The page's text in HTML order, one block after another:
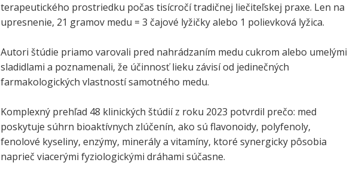
terapeutického prostriedku počas tisícročí tradičnej liečiteľskej praxe. Len na
upresnenie, 21 gramov medu = 3 čajové lyžičky alebo 1 polievková lyžica.
Autori štúdie priamo varovali pred nahrádzaním medu cukrom alebo umelými
sladidlami a poznamenali, že účinnosť lieku závisí od jedinečných
farmakologických vlastností samotného medu.
Komplexný prehľad 48 klinických štúdií z roku 2023 potvrdil prečo: med
poskytuje súhrn bioaktívnych zlúčenín, ako sú flavonoidy, polyfenoly,
fenolové kyseliny, enzýmy, minerály a vitamíny, ktoré synergicky pôsobia
naprieč viacerými fyziologickými dráhami súčasne.